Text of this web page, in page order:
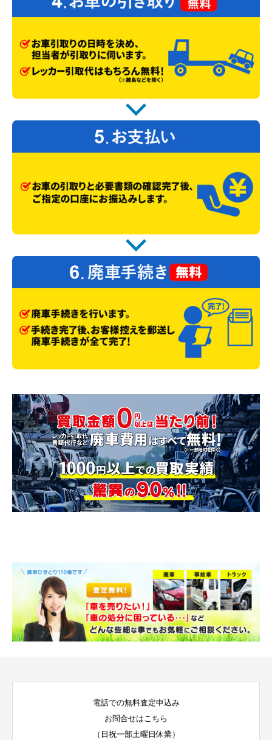
電話での無料査定申込み
お問合せはこちら
（日祝一部土曜日休業）